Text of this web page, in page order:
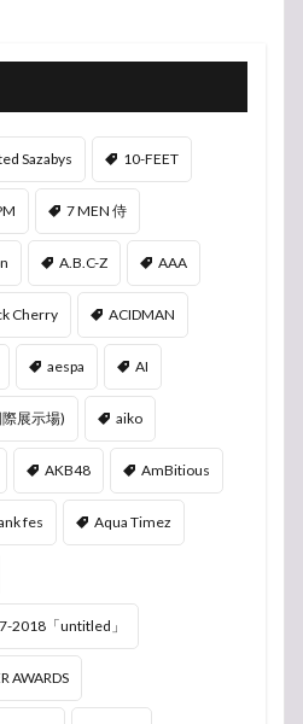
Sazabys 10-FEET
7 MEN 侍
A.B.C-Z AAA
Cherry ACIDMAN
aespa AI
展示場) aiko
AKB48 AmBitious
fes Aqua Timez
2018「untitled」
AWARDS